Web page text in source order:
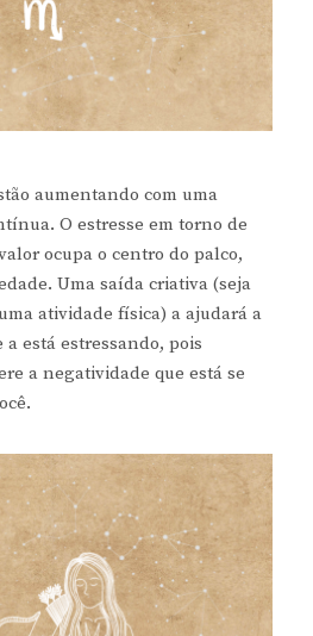
aumentando com uma
O estresse em torno de
ocupa o centro do palco,
Uma saída criativa (seja
atividade física) a ajudará a
está estressando, pois
a negatividade que está se